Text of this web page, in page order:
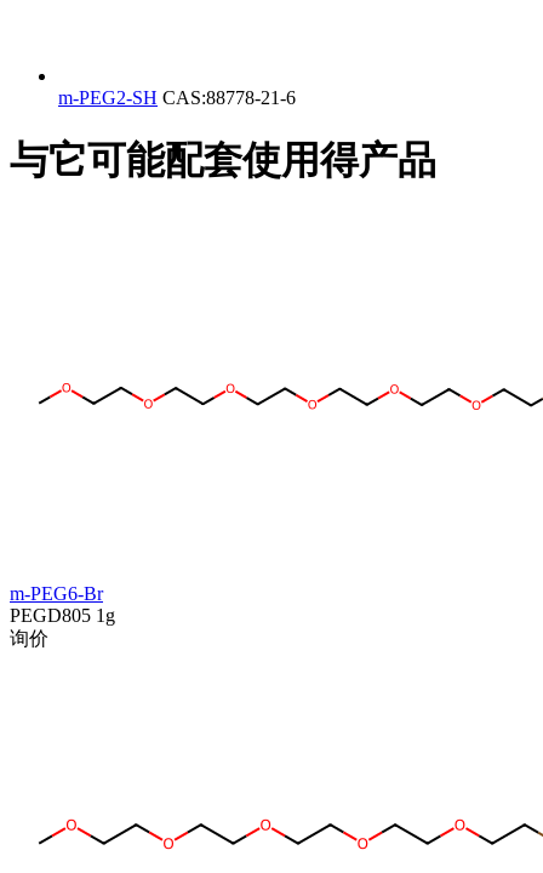
m-PEG2-SH CAS:88778-21-6
与它可能配套使用得产品
m-PEG6-Br
PEGD805 1g
询价